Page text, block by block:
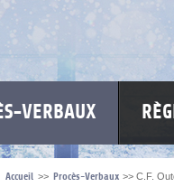
VERBAUX
Accueil >> Procès-Verbaux >> C.F.